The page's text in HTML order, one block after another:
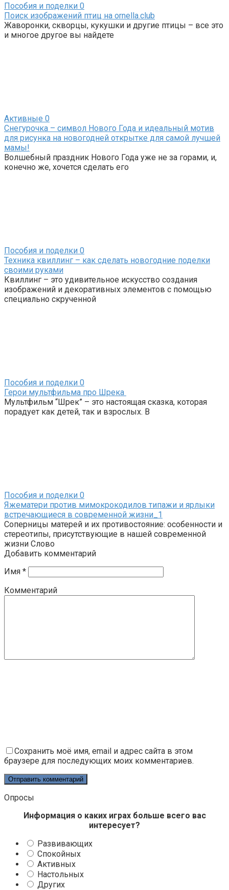
Пособия и поделки 0
Поиск изображений птиц на ornella.club
Жаворонки, скворцы, кукушки и другие птицы – все это
и многое другое вы найдете
Активные 0
Снегурочка – символ Нового Года и идеальный мотив
для рисунка на новогодней открытке для самой лучшей
мамы!
Волшебный праздник Нового Года уже не за горами, и,
конечно же, хочется сделать его
Пособия и поделки 0
Техника квиллинг – как сделать новогодние поделки
своими руками
Квиллинг – это удивительное искусство создания
изображений и декоративных элементов с помощью
специально скрученной
Пособия и поделки 0
Герои мультфильма про Шрека
Мультфильм “Шрек” – это настоящая сказка, которая
порадует как детей, так и взрослых. В
Пособия и поделки 0
Яжематери против мимокрокодилов типажи и ярлыки
встречающиеся в современной жизни_1
Соперницы матерей и их противостояние: особенности и
стереотипы, присутствующие в нашей современной
жизни Слово
Добавить комментарий
Имя *
Комментарий
Сохранить моё имя, email и адрес сайта в этом
браузере для последующих моих комментариев.
Опросы
Информация о каких играх больше всего вас
интересует?
Развивающих
Спокойных
Активных
Настольных
Других